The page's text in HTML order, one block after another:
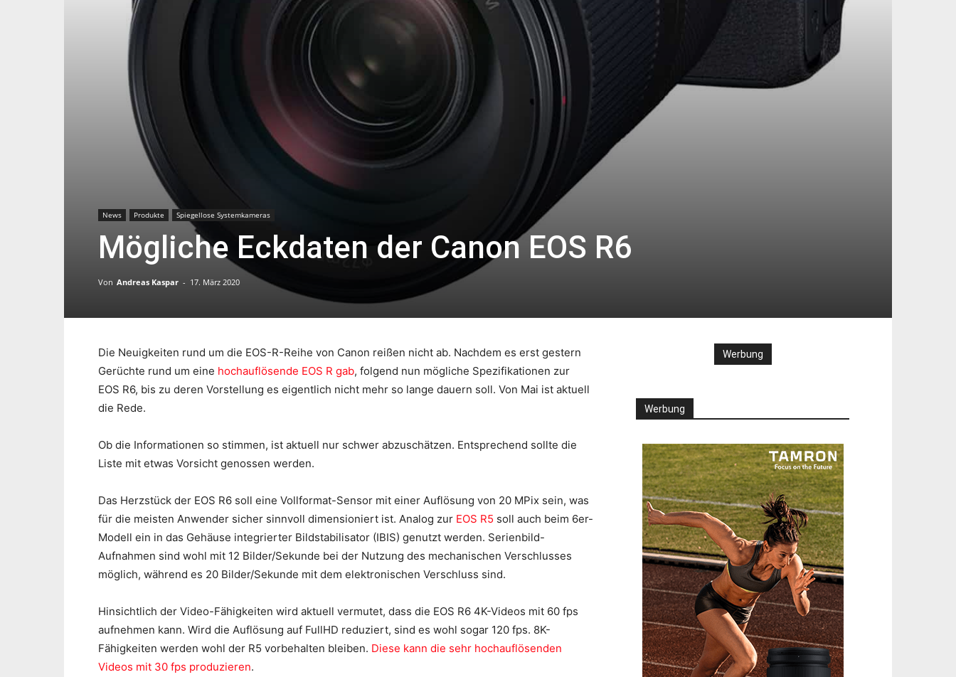
News Produkte Spiegellose Systemkameras
Mögliche Eckdaten der Canon EOS R6
Von Andreas Kaspar - 17. März 2020
Die Neuigkeiten rund um die EOS-R-Reihe von Canon reißen nicht ab. Nachdem es erst gestern
Gerüchte rund um eine hochauflösende EOS R gab, folgend nun mögliche Spezifikationen zur
EOS R6, bis zu deren Vorstellung es eigentlich nicht mehr so lange dauern soll. Von Mai ist aktuell
die Rede.
Ob die Informationen so stimmen, ist aktuell nur schwer abzuschätzen. Entsprechend sollte die
Liste mit etwas Vorsicht genossen werden.
Das Herzstück der EOS R6 soll eine Vollformat-Sensor mit einer Auflösung von 20 MPix sein, was
für die meisten Anwender sicher sinnvoll dimensioniert ist. Analog zur EOS R5 soll auch beim 6er-
Modell ein in das Gehäuse integrierter Bildstabilisator (IBIS) genutzt werden. Serienbild-
Aufnahmen sind wohl mit 12 Bilder/Sekunde bei der Nutzung des mechanischen Verschlusses
möglich, während es 20 Bilder/Sekunde mit dem elektronischen Verschluss sind.
Hinsichtlich der Video-Fähigkeiten wird aktuell vermutet, dass die EOS R6 4K-Videos mit 60 fps
aufnehmen kann. Wird die Auflösung auf FullHD reduziert, sind es wohl sogar 120 fps. 8K-
Fähigkeiten werden wohl der R5 vorbehalten bleiben. Diese kann die sehr hochauflösenden
Videos mit 30 fps produzieren.
Werbung
Werbung